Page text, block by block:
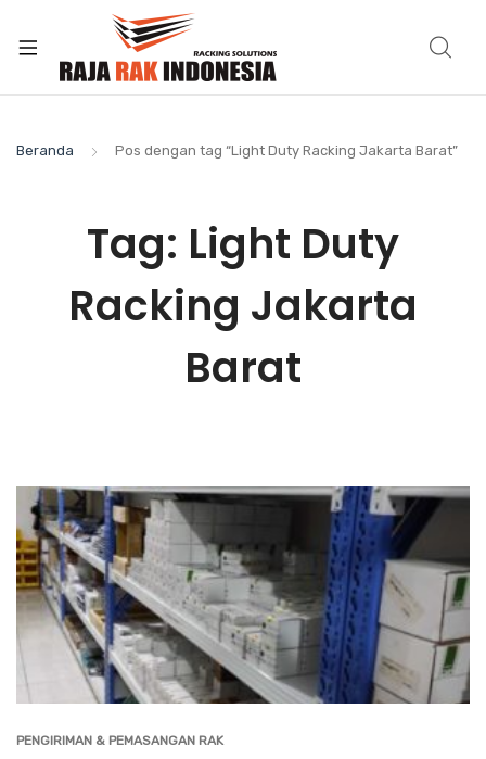
Beranda Pos dengan tag “Light Duty Racking Jakarta Barat”
Tag: Light Duty
Racking Jakarta
Barat
PENGIRIMAN & PEMASANGAN RAK